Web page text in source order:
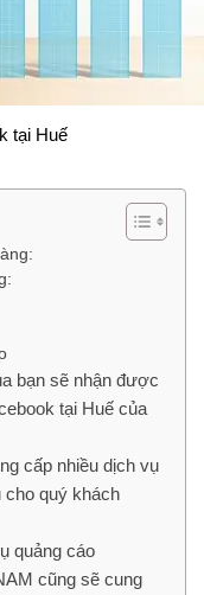
tại Huế
bạn sẽ nhận được
tại Huế của
cấp nhiều dịch vụ
cho quý khách
quảng cáo
cũng sẽ cung